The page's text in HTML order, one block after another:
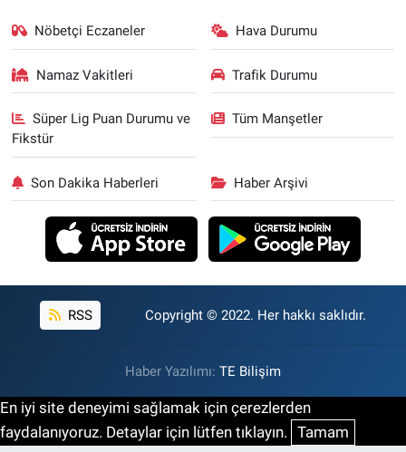
Nöbetçi Eczaneler Hava Durumu
Namaz Vakitleri Trafik Durumu
Süper Lig Puan Durumu ve
Fikstür
Tüm Manşetler
Son Dakika Haberleri Haber Arşivi
RSS Copyright © 2022. Her hakkı saklıdır.
Haber Yazılımı: TE Bilişim
En iyi site deneyimi sağlamak için çerezlerden
faydalanıyoruz. Detaylar için lütfen tıklayın. Tamam